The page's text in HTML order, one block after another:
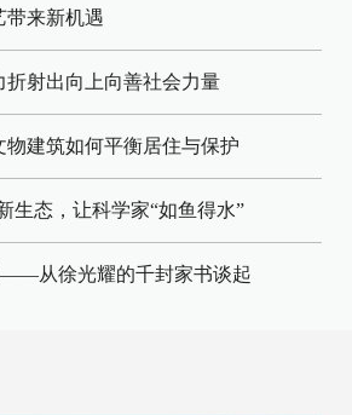
带来新机遇
折射出向上向善社会力量
物建筑如何平衡居住与保护
生态，让科学家“如鱼得水”
从徐光耀的千封家书谈起